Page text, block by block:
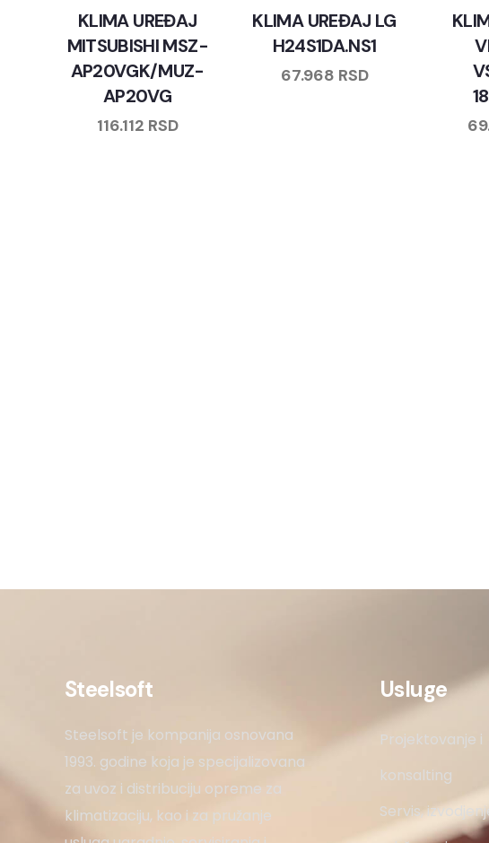
KLIMA UREĐAJ
MITSUBISHI MSZ-
AP20VGK/MUZ-
AP20VG
116.112 RSD
KLIMA UREĐAJ LG
H24S1DA.NS1
67.968 RSD
Steelsoft
Steelsoft je kompanija osnovana
1993. godine koja je specijalizovana
za uvoz i distribuciju opreme za
klimatizaciju, kao i za pružanje
Usluge
Projektovanje i
konsalting
Servis,